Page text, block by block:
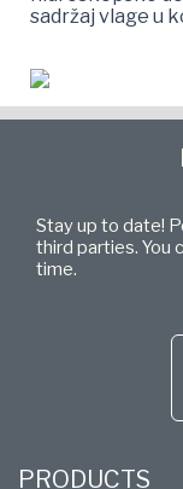
sadržaj vlage u
Stay up to date!
third parties. You
time.
PRODUCTS